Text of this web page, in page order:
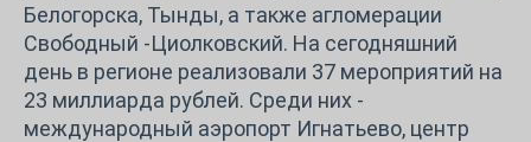
Белогорска, Тынды, а также агломерации
Свободный -Циолковский. На сегодняшний
день в регионе реализовали 37 мероприятий на
23 миллиарда рублей. Среди них -
международный аэропорт Игнатьево, центр